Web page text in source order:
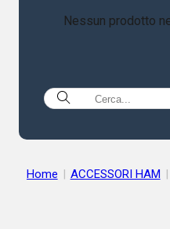
Nessun prodotto
Home | ACCESSORI HAM |